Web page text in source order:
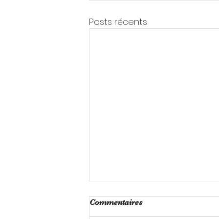
Posts récents
Commentaires